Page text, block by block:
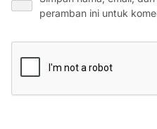
peramban ini untuk